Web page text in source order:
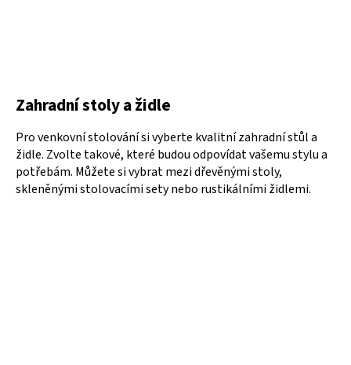
Zahradní stoly a židle
Pro venkovní stolování si vyberte kvalitní zahradní stůl a
židle. Zvolte takové, které budou odpovídat vašemu stylu a
potřebám. Můžete si vybrat mezi dřevěnými stoly,
skleněnými stolovacími sety nebo rustikálními židlemi.